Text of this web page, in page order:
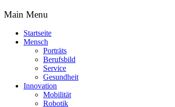
Main Menu
Startseite
Mensch
Porträts
Berufsbild
Service
Gesundheit
Innovation
Mobilität
Robotik